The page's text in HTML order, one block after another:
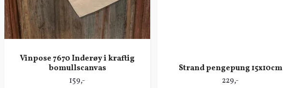
Vinpose 7670 Inderøy i kraftig
bomullscanvas
159,-
Strand pengepung 15x10cm
229,-